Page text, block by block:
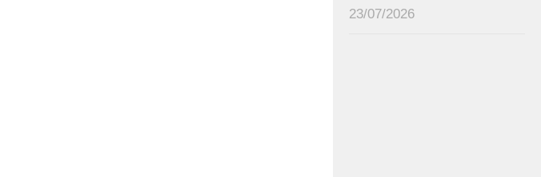
23/07/2026